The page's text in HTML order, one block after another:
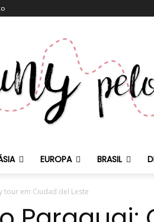
EUROPA BRASIL
tour em Ciudad del Leste